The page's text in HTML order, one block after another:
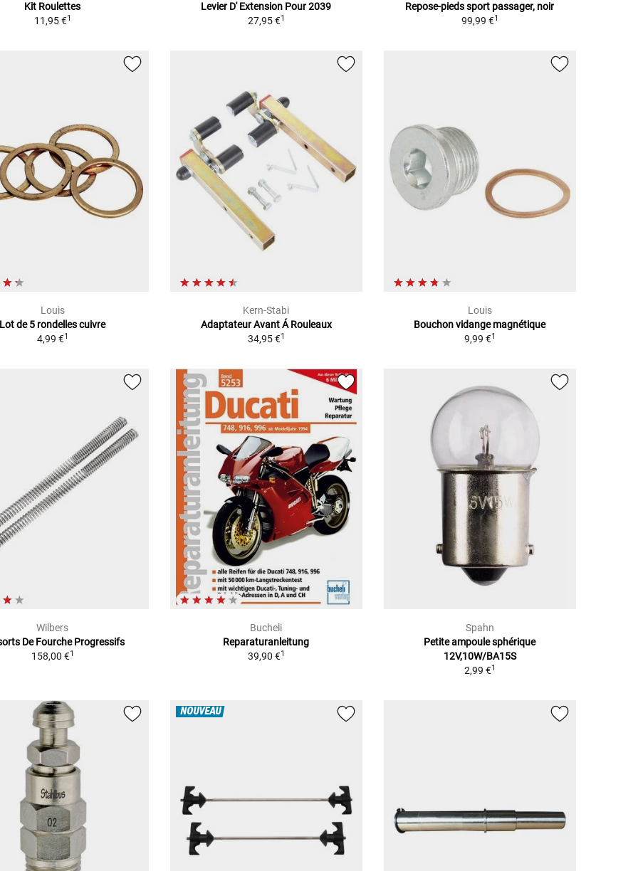
Kit Roulettes
11,95 €1
Levier D' Extension Pour 2039
27,95 €1
Repose-pieds sport passager, noir
99,99 €1
Louis
Lot de 5 rondelles cuivre
4,99 €1
Kern-Stabi
Adaptateur Avant Á Rouleaux
34,95 €1
Louis
Bouchon vidange magnétique
9,99 €1
Wilbers
De Fourche Progressifs
158,00 €1
Bucheli
Reparaturanleitung
39,90 €1
Spahn
Petite ampoule sphérique
12V,10W/BA15S
2,99 €1
NOUVEAU